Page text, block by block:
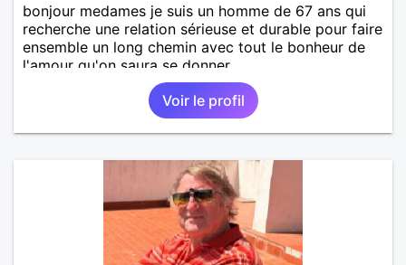
bonjour medames je suis un homme de 67 ans qui
recherche une relation sérieuse et durable pour faire
ensemble un long chemin avec tout le bonheur de
l'amour qu'on saura se donner.
Voir le profil